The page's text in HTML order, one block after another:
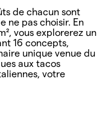
de chacun sont
ne pas choisir. En
vous explorerez un
16 concepts,
unique venue du
aux tacos
votre